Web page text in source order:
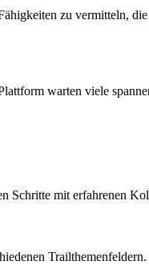
zu vermitteln,
warten viele
Schritte mit erfahrenen